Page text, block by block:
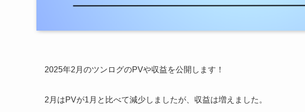
2025年2月のツンログのPVや収益を公開します！
2月はPVが1月と比べて減少しましたが、収益は増えました。